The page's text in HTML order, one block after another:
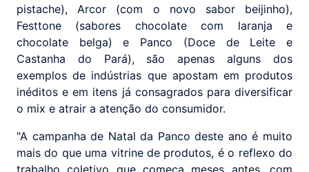
pistache), Arcor (com o novo sabor beijinho),
Festtone (sabores chocolate com laranja e
chocolate belga) e Panco (Doce de Leite e
Castanha do Pará), são apenas alguns dos
exemplos de indústrias que apostam em produtos
inéditos e em itens já consagrados para diversificar
o mix e atrair a atenção do consumidor.
"A campanha de Natal da Panco deste ano é muito
mais do que uma vitrine de produtos, é o reflexo do
trabalho coletivo que começa meses antes, com